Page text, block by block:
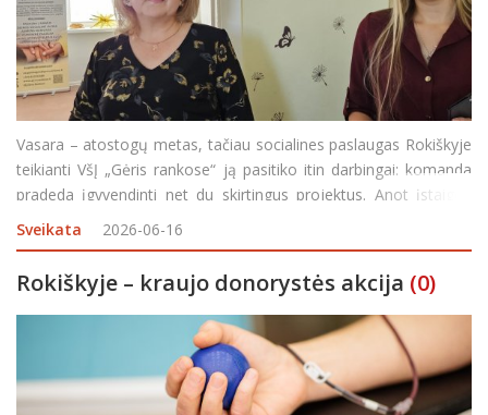
Vasara – atostogų metas, tačiau socialines paslaugas Rokiškyje
teikianti VšĮ „Gėris rankose“ ją pasitiko itin darbingai: komanda
pradeda įgyvendinti net du skirtingus projektus. Anot įstaigos
direktorės Dianos Kietienės, buvo atlikta analizė ir išsiaiški
Sveikata 2026-06-16
Rokiškyje – kraujo donorystės akcija (0)